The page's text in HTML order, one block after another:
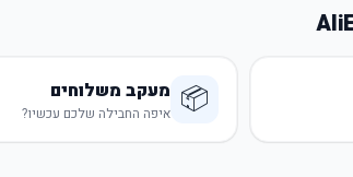
📦 מעקב משלוחים
איפה החבילה שלכם עכשיו?